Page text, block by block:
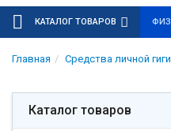
КАТАЛОГ ТОВАРОВ
Главная Средства личной
Каталог товаров